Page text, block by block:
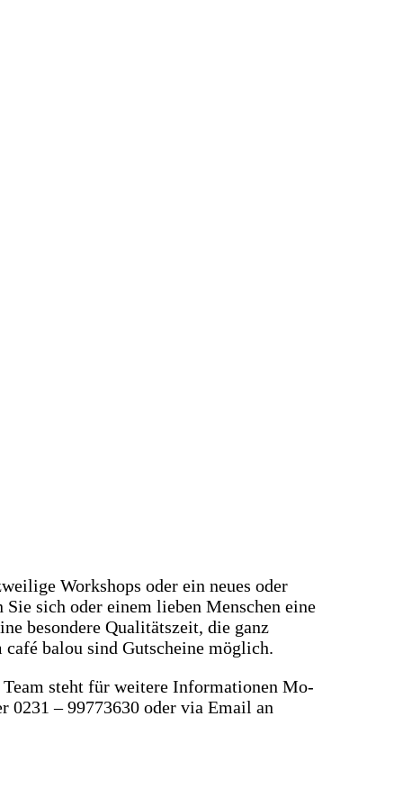
Workshops oder ein neues oder
sich oder einem lieben Menschen eine
besondere Qualitätszeit, die ganz
balou sind Gutscheine möglich.
steht für weitere Informationen Mo-
0231 – 99773630 oder via Email an